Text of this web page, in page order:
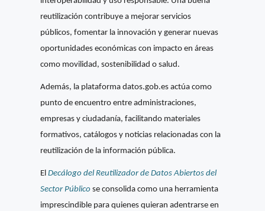
reutilización contribuye a mejorar servicios
públicos, fomentar la innovación y generar nuevas
oportunidades económicas con impacto en áreas
como movilidad, sostenibilidad o salud.
Además, la plataforma datos.gob.es actúa como
punto de encuentro entre administraciones,
empresas y ciudadanía, facilitando materiales
formativos, catálogos y noticias relacionadas con la
reutilización de la información pública.
El Decálogo del Reutilizador de Datos Abiertos del
Sector Público se consolida como una herramienta
imprescindible para quienes quieran adentrarse en